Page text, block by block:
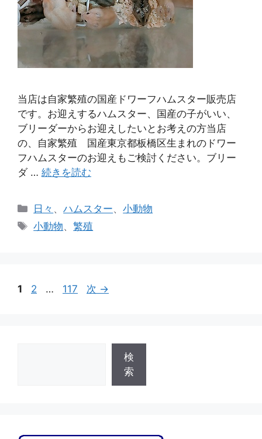
当店は自家繁殖の国産ドワーフハムスター販売店
です。お迎えするハムスター、国産の子がいい、
ブリーダーからお迎えしたいとお考えの方当店
の、自家繁殖 国産東京都板橋区生まれのドワー
フハムスターのお迎えもご検討ください。ブリー
ダ … 続きを読む
カ
テ
日々 、ハムスター、小動物
タ
小動物、繁殖
ペ
1
ペ
2 …
ペ
117 次 →
検
索